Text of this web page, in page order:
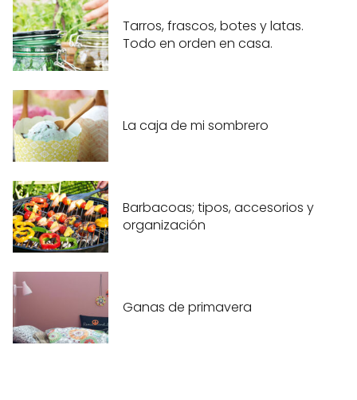
Tarros, frascos, botes y latas.
Todo en orden en casa.
La caja de mi sombrero
Barbacoas; tipos, accesorios y
organización
Ganas de primavera